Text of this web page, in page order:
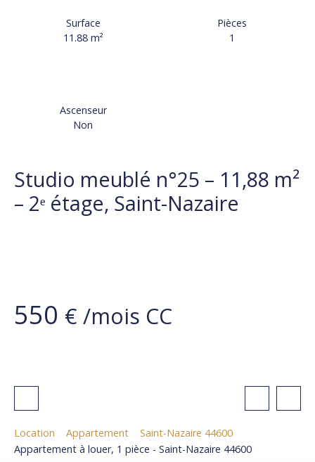
Surface
11.88 m²
Pièces
1
Ascenseur
Non
Studio meublé n°25 – 11,88 m²
– 2ᵉ étage, Saint-Nazaire
550 € /mois CC
Location Appartement
Saint-Nazaire 44600
Appartement à louer, 1 pièce - Saint-Nazaire 44600